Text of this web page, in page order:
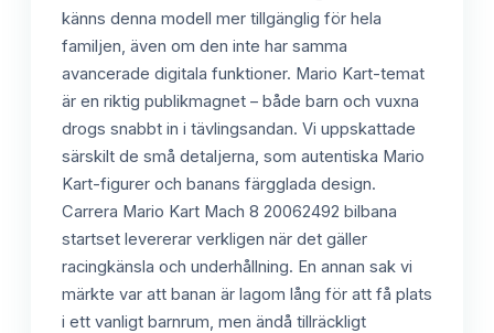
känns denna modell mer tillgänglig för hela
familjen, även om den inte har samma
avancerade digitala funktioner. Mario Kart-temat
är en riktig publikmagnet – både barn och vuxna
drogs snabbt in i tävlingsandan. Vi uppskattade
särskilt de små detaljerna, som autentiska Mario
Kart-figurer och banans färgglada design.
Carrera Mario Kart Mach 8 20062492 bilbana
startset levererar verkligen när det gäller
racingkänsla och underhållning. En annan sak vi
märkte var att banan är lagom lång för att få plats
i ett vanligt barnrum, men ändå tillräckligt